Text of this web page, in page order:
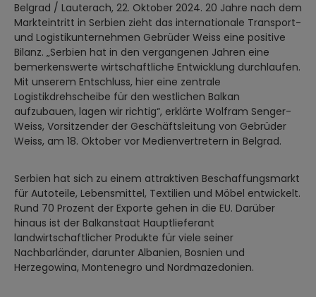
Belgrad / Lauterach, 22. Oktober 2024. 20 Jahre nach dem
Markteintritt in Serbien zieht das internationale Transport-
und Logistikunternehmen Gebrüder Weiss eine positive
Bilanz. „Serbien hat in den vergangenen Jahren eine
bemerkenswerte wirtschaftliche Entwicklung durchlaufen.
Mit unserem Entschluss, hier eine zentrale
Logistikdrehscheibe für den westlichen Balkan
aufzubauen, lagen wir richtig“, erklärte Wolfram Senger-
Weiss, Vorsitzender der Geschäftsleitung von Gebrüder
Weiss, am 18. Oktober vor Medienvertretern in Belgrad.
Serbien hat sich zu einem attraktiven Beschaffungsmarkt
für Autoteile, Lebensmittel, Textilien und Möbel entwickelt.
Rund 70 Prozent der Exporte gehen in die EU. Darüber
hinaus ist der Balkanstaat Hauptlieferant
landwirtschaftlicher Produkte für viele seiner
Nachbarländer, darunter Albanien, Bosnien und
Herzegowina, Montenegro und Nordmazedonien.